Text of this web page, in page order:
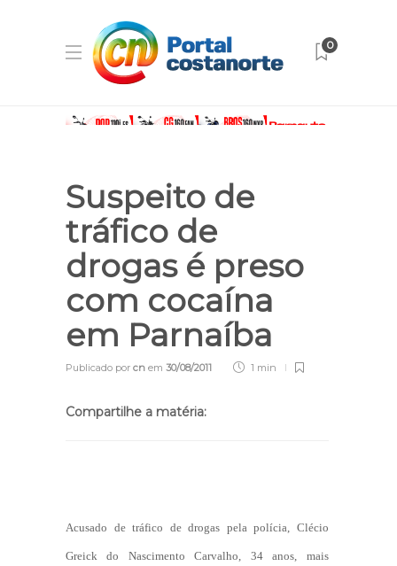
0
Suspeito de
tráfico de
drogas é preso
com cocaína
em Parnaíba
Publicado por cn em 30/08/2011 1 min
Compartilhe a matéria:
Acusado de tráfico de drogas pela polícia, Clécio
Greick do Nascimento Carvalho, 34 anos, mais